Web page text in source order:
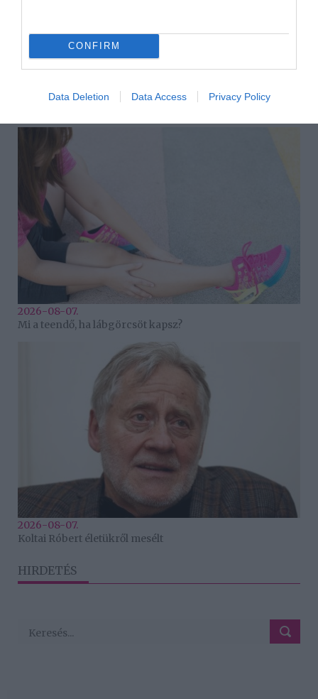
CONFIRM
Data Deletion Data Access Privacy Policy
2026-08-07.
2026-08-07.
Mi a teendő, ha lábgörcsöt kapsz?
2026-08-07.
Koltai Róbert életükről mesélt
HIRDETÉS